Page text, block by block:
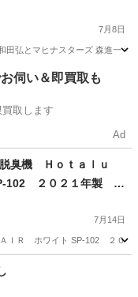
ーフェイスデラック
和洋合奏 石松と勝五郎
ムード 民謡集
7月8日
弘とマヒナスターズ 森進一
伺い＆即買取も
取します
Ad
臭機 Ｈｏｔａｌｕ
102 ２０２１年製 デ
ンター 多目的トイ
科医院 病院
7月14日
ホワイト SP-102 ２０２１